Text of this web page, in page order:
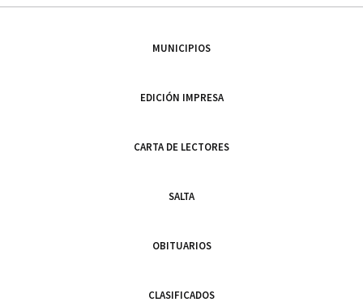
MUNICIPIOS
EDICIÓN IMPRESA
CARTA DE LECTORES
SALTA
OBITUARIOS
CLASIFICADOS